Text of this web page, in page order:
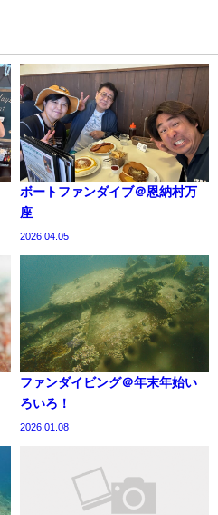
ボートファンダイブ＠恩納村万
座
2026.04.05
ファンダイビング＠年末年始い
ろいろ！
2026.01.08